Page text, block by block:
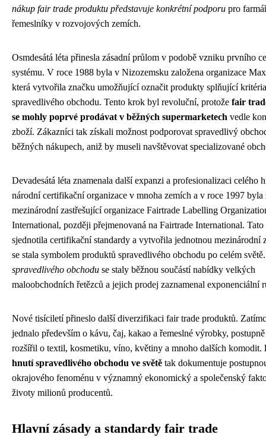
nákup fair trade produktu představuje konkrétní podporu pro
řemeslníky v rozvojových zemích.
Osmdesátá léta přinesla zásadní průlom v podobě vzniku prvního
systému. V roce 1988 byla v Nizozemsku založena organizace
která vytvořila značku umožňující označit produkty splňující kritéria
spravedlivého obchodu. Tento krok byl revoluční, protože fair
se mohly poprvé prodávat v běžných supermarketech vedle
zboží. Zákazníci tak získali možnost podporovat spravedlivý
běžných nákupech, aniž by museli navštěvovat specializované
Devadesátá léta znamenala další expanzi a profesionalizaci celého
národní certifikační organizace v mnoha zemích a v roce 1997 byla
mezinárodní zastřešující organizace Fairtrade Labelling
International, později přejmenovaná na Fairtrade International. Tato
sjednotila certifikační standardy a vytvořila jednotnou mezinárodní
se stala symbolem produktů spravedlivého obchodu po celém
spravedlivého obchodu se staly běžnou součástí nabídky velkých
maloobchodních řetězců a jejich prodej zaznamenal exponenciální
Nové tisíciletí přineslo další diverzifikaci fair trade produktů.
jednalo především o kávu, čaj, kakao a řemeslné výrobky,
rozšířil o textil, kosmetiku, víno, květiny a mnoho dalších komodit.
hnutí spravedlivého obchodu ve světě tak dokumentuje
okrajového fenoménu v významný ekonomický a společenský
životy milionů producentů.
Hlavní zásady a standardy fair trade